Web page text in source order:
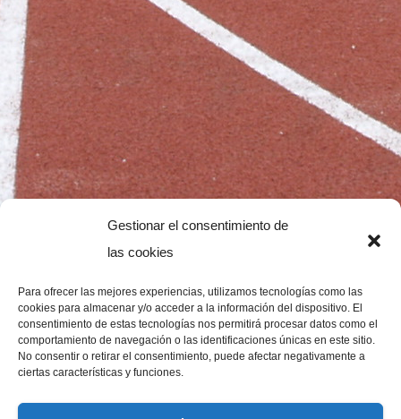
Gestionar el consentimiento de
las cookies
Para ofrecer las mejores experiencias, utilizamos tecnologías como las
cookies para almacenar y/o acceder a la información del dispositivo. El
consentimiento de estas tecnologías nos permitirá procesar datos como el
comportamiento de navegación o las identificaciones únicas en este sitio.
No consentir o retirar el consentimiento, puede afectar negativamente a
ciertas características y funciones.